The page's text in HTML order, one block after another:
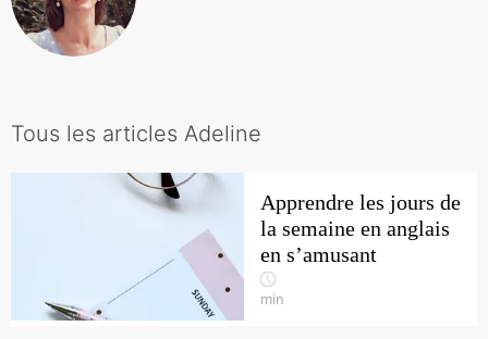
Qui sommes-nous ?
Tous les articles Adeline
Apprendre les jours de
la semaine en anglais
en s’amusant
min